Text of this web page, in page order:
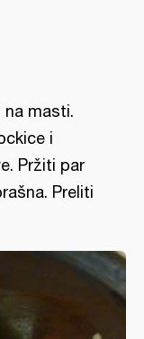
masti.
i
Pržiti par
Preliti